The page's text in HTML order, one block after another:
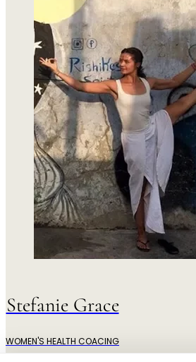
Stefanie Grace
WOMEN'S HEALTH COACING